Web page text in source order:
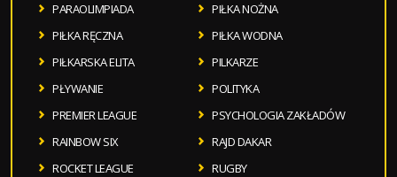
PARAOLIMPIADA
PIŁKA NOŻNA
PIŁKA RĘCZNA
PIŁKA WODNA
PIŁKARSKA ELITA
PILKARZE
PŁYWANIE
POLITYKA
PREMIER LEAGUE
PSYCHOLOGIA ZAKŁADÓW
RAINBOW SIX
RAJD DAKAR
ROCKET LEAGUE
RUGBY